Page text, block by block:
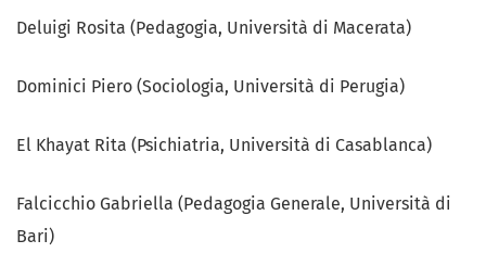
Deluigi Rosita (Pedagogia, Università di Macerata)
Dominici Piero (Sociologia, Università di Perugia)
El Khayat Rita (Psichiatria, Università di Casablanca)
Falcicchio Gabriella (Pedagogia Generale, Università di
Bari)